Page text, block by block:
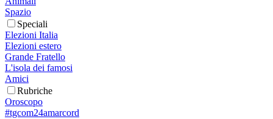
Spazio
Speciali
Elezioni Italia
Elezioni estero
Grande Fratello
L'isola dei famosi
Amici
Rubriche
Oroscopo
#tgcom24amarcord